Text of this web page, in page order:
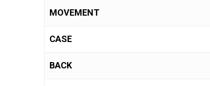
MOVEMENT
CASE
BACK